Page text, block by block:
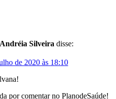
Andréia Silveira disse:
de 2020 às 18:10
por comentar no PlanodeSaúde!